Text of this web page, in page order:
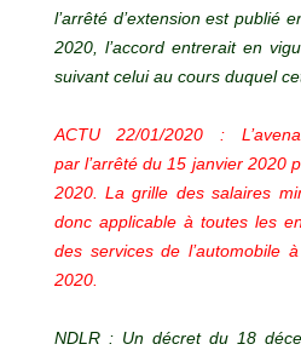
l’arrêté d’extension est publié
2020, l’accord entrerait en
suivant celui au cours duquel
ACTU 22/01/2020 :
par l’arrêté du 15 janvier 2020
2020. La grille des salaires
donc applicable à toutes les
des services de l’automobile
2020.
NDLR : Un décret du 18